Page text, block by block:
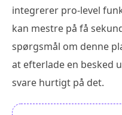
integrerer pro-level
kan mestre på få
spørgsmål om denne
at efterlade en besked
svare hurtigt på det.